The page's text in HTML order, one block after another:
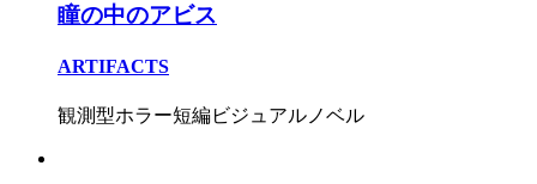
瞳の中のアビス
ARTIFACTS
観測型ホラー短編ビジュアルノベル